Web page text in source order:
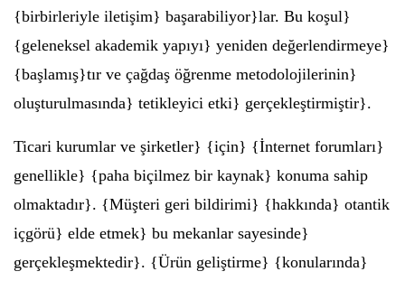
{birbirleriyle iletişim} başarabiliyor}lar. Bu koşul}
{geleneksel akademik yapıyı} yeniden değerlendirmeye}
{başlamış}tır ve çağdaş öğrenme metodolojilerinin}
oluşturulmasında} tetikleyici etki} gerçekleştirmiştir}.
Ticari kurumlar ve şirketler} {için} {İnternet forumları}
genellikle} {paha biçilmez bir kaynak} konuma sahip
olmaktadır}. {Müşteri geri bildirimi} {hakkında} otantik
içgörü} elde etmek} bu mekanlar sayesinde}
gerçekleşmektedir}. {Ürün geliştirme} {konularında}